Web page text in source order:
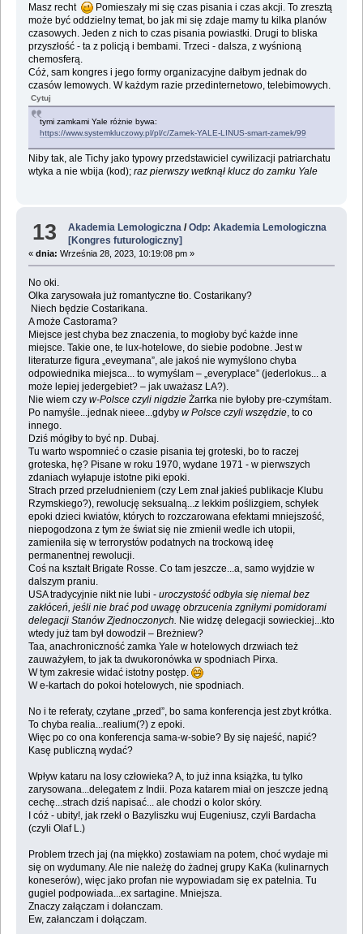
Masz recht
Pomieszały mi się czas pisania i czas akcji. To zresztą
może być oddzielny temat, bo jak mi się zdaje mamy tu kilka planów
czasowych. Jeden z nich to czas pisania powiastki. Drugi to bliska
przyszłość - ta z policją i bembami. Trzeci - dalsza, z wyśnioną
chemosferą.
Cóż, sam kongres i jego formy organizacyjne dałbym jednak do
czasów lemowych. W każdym razie przedinternetowo, telebimowych.
Cytuj
tymi zamkami Yale różnie bywa:
https://www.systemkluczowy.pl/pl/c/Zamek-YALE-LINUS-smart-zamek/99
Niby tak, ale Tichy jako typowy przedstawiciel cywilizacji patriarchatu
wtyka a nie wbija (kod); raz pierwszy wetknął klucz do zamku Yale
13 Akademia Lemologiczna /Odp: Akademia Lemologiczna
[Kongres futurologiczny]
« dnia: Września 28, 2023, 10:19:08 pm »
No oki.
Olka zarysowała już romantyczne tło. Costarikany?
Niech będzie Costarikana.
A może Castorama?
Miejsce jest chyba bez znaczenia, to mogłoby być każde inne
miejsce. Takie one, te lux-hotelowe, do siebie podobne. Jest w
literaturze figura „eveymana”, ale jakoś nie wymyślono chyba
odpowiednika miejsca... to wymyślam – „everyplace” (jederlokus... a
może lepiej jedergebiet? – jak uważasz LA?).
Nie wiem czy w-Polsce czyli nigdzieŻarrka nie byłoby pre-czymśtam.
Po namyśle...jednak nieee...gdyby w Polsce czyli wszędzie, to co
innego.
Dziś mógłby to być np. Dubaj.
Tu warto wspomnieć o czasie pisania tej groteski, bo to raczej
groteska, hę? Pisane w roku 1970, wydane 1971 - w pierwszych
zdaniach wyłapuje istotne piki epoki.
Strach przed przeludnieniem (czy Lem znał jakieś publikacje Klubu
Rzymskiego?), rewolucję seksualną...z lekkim poślizgiem, schyłek
epoki dzieci kwiatów, których to rozczarowana efektami mniejszość,
niepogodzona z tym że świat się nie zmienił wedle ich utopii,
zamieniła się w terrorystów podatnych na trockową ideę
permanentnej rewolucji.
Coś na kształt Brigate Rosse. Co tam jeszcze...a, samo wyjdzie w
dalszym praniu.
USA tradycyjnie nikt nie lubi - uroczystość odbyła się niemal bez
zakłóceń, jeśli nie brać pod uwagę obrzucenia zgniłymi pomidorami
delegacji Stanów Zjednoczonych. Nie widzę delegacji sowieckiej...kto
wtedy już tam był dowodził – Breżniew?
Taa, anachroniczność zamka Yale w hotelowych drzwiach też
zauważyłem, to jak ta dwukoronówka w spodniach Pirxa.
W tym zakresie widać istotny postęp.
W e-kartach do pokoi hotelowych, nie spodniach.
No i te referaty, czytane „przed”, bo sama konferencja jest zbyt krótka.
To chyba realia...realium(?) z epoki.
Więc po co ona konferencja sama-w-sobie? By się najeść, napić?
Kasę publiczną wydać?
Wpływ kataru na losy człowieka? A, to już inna książka, tu tylko
zarysowana...delegatem z Indii. Poza katarem miał on jeszcze jedną
cechę...strach dziś napisać... ale chodzi o kolor skóry.
I cóż - ubity!, jak rzekł o Bazyliszku wuj Eugeniusz, czyli Bardacha
(czyli Olaf L.)
Problem trzech jaj (na miękko) zostawiam na potem, choć wydaje mi
się on wydumany. Ale nie należę do żadnej grupy KaKa (kulinarnych
koneserów), więc jako profan nie wypowiadam się ex patelnia. Tu
gugiel podpowiada...ex sartagine. Mniejsza.
Znaczy załączam i dołanczam.
Ew, załanczam i dołączam.